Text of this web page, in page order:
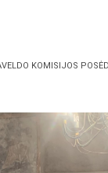
KOMISIJOS